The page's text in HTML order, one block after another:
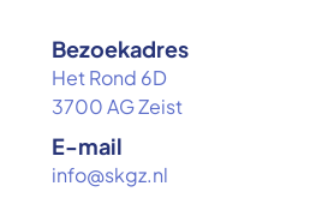
Bezoekadres
Het Rond 6D
3700 AG Zeist
E-mail
info@skgz.nl